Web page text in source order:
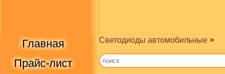
Главная
Прайс-лист
Светодиоды автомобильные >